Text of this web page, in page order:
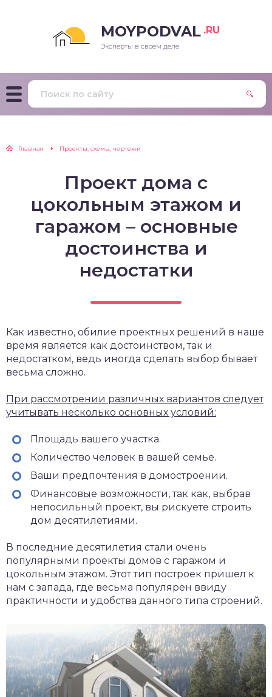
MOYPODVAL .RU
Эксперты в своем деле
Главная Проекты, схемы, чертежи
Проект дома с
цокольным этажом и
гаражом – основные
достоинства и
недостатки
Как известно, обилие проектных решений в наше
время является как достоинством, так и
недостатком, ведь иногда сделать выбор бывает
весьма сложно.
При рассмотрении различных вариантов следует
учитывать несколько основных условий:
Площадь вашего участка.
Количество человек в вашей семье.
Ваши предпочтения в домостроении.
Финансовые возможности, так как, выбрав
непосильный проект, вы рискуете строить
дом десятилетиями.
В последние десятилетия стали очень
популярными проекты домов с гаражом и
цокольным этажом. Этот тип построек пришел к
нам с запада, где весьма популярен ввиду
практичности и удобства данного типа строений.